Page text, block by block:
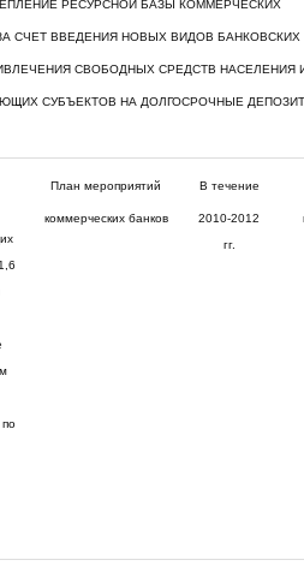
РЕСУРСНОЙ БАЗЫ КОММЕРЧЕСКИХ
СЧЕТ ВВЕДЕНИЯ НОВЫХ ВИДОВ БАНКОВСКИХ
СВОБОДНЫХ СРЕДСТВ НАСЕЛЕНИЯ
СУБЪЕКТОВ НА ДОЛГОСРОЧНЫЕ
по
План мероприятий
коммерческих банков
В течение
2010-2012
гг.